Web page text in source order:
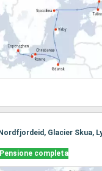
Pensione completa